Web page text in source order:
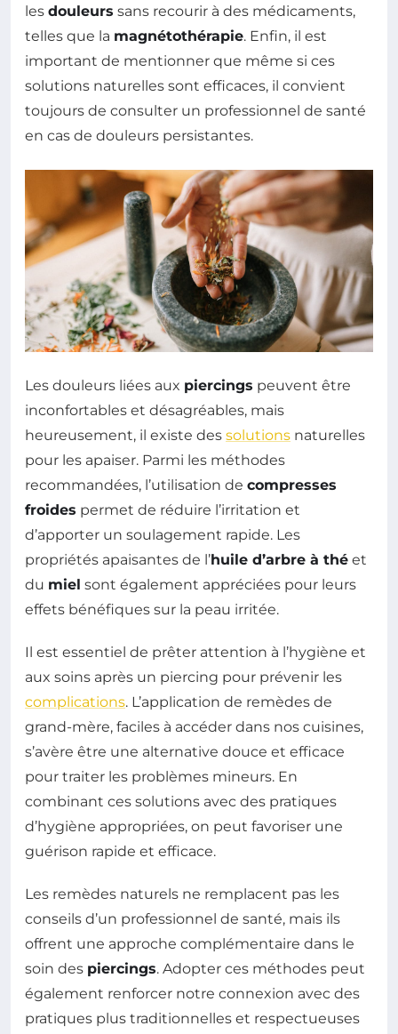
les douleurs sans recourir à des médicaments,
telles que la magnétothérapie. Enfin, il est
important de mentionner que même si ces
solutions naturelles sont efficaces, il convient
toujours de consulter un professionnel de santé
en cas de douleurs persistantes.
Les douleurs liées aux piercings peuvent être
inconfortables et désagréables, mais
heureusement, il existe des solutions naturelles
pour les apaiser. Parmi les méthodes
recommandées, l’utilisation de compresses
froides permet de réduire l’irritation et
d’apporter un soulagement rapide. Les
propriétés apaisantes de l’huile d’arbre à thé et
du miel sont également appréciées pour leurs
effets bénéfiques sur la peau irritée.
Il est essentiel de prêter attention à l’hygiène et
aux soins après un piercing pour prévenir les
complications. L’application de remèdes de
grand-mère, faciles à accéder dans nos cuisines,
s’avère être une alternative douce et efficace
pour traiter les problèmes mineurs. En
combinant ces solutions avec des pratiques
d’hygiène appropriées, on peut favoriser une
guérison rapide et efficace.
Les remèdes naturels ne remplacent pas les
conseils d’un professionnel de santé, mais ils
offrent une approche complémentaire dans le
soin des piercings. Adopter ces méthodes peut
également renforcer notre connexion avec des
pratiques plus traditionnelles et respectueuses